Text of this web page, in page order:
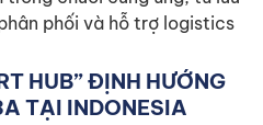
phối và hỗ trợ logistics
HUB” ĐỊNH HƯỚNG
TẠI INDONESIA